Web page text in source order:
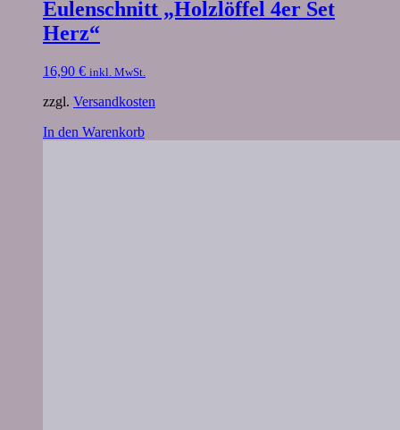
Eulenschnitt „Holzlöffel 4er Set
Herz“
16,90 € inkl. MwSt.
zzgl. Versandkosten
In den Warenkorb